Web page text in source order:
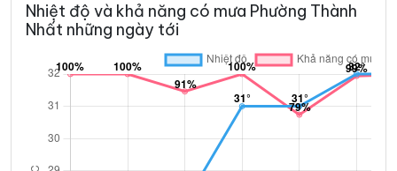
Nhiệt độ và khả năng có mưa Phường Thành
Nhất những ngày tới